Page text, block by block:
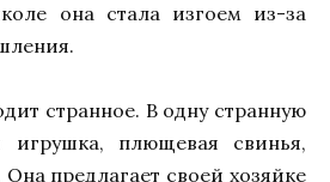
она стала изгоем из-за
странное. В одну странную
плющевая свинья,
предлагает своей хозяйке